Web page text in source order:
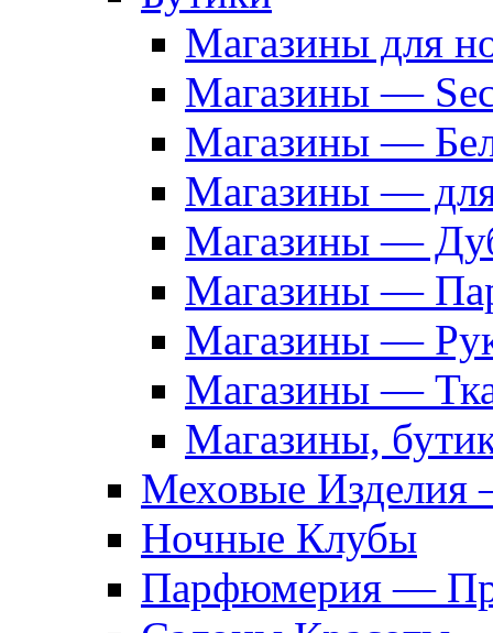
Магазины для
Магазины —
Магазины —
Магазины —
Магазины —
Магазины —
Магазины —
Магазины —
Магазины,
Меховые Изделия
Ночные Клубы
Парфюмерия —